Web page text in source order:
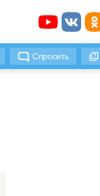
Спросить